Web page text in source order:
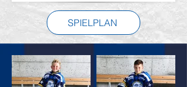
SPIELPLAN